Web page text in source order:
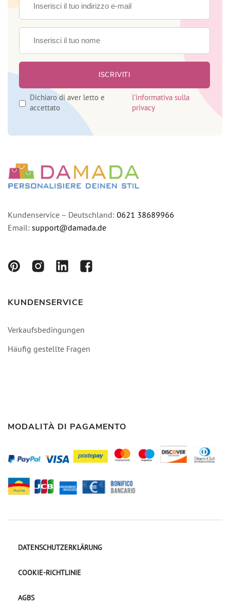
Dichiaro di aver letto e
accettato
l'informativa sulla
privacy
Kundenservice – Deutschland: 0621 38689966
Email: support@damada.de
KUNDENSERVICE
Verkaufsbedingungen
Häufig gestellte Fragen
MODALITÀ DI PAGAMENTO
DATENSCHUTZERKLÄRUNG
COOKIE-RICHTLINIE
AGBS